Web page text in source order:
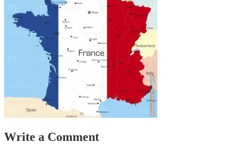
Write a Comment